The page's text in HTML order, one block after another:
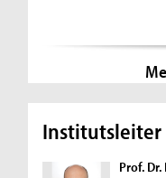
Institutsleiter
Prof.